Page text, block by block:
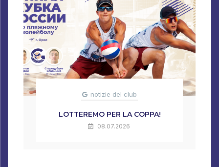
notizie del club
LOTTEREMO PER LA COPPA!
08.07.2026